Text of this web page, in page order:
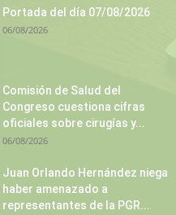
Portada del día 07/08/2026
06/08/2026
Comisión de Salud del
Congreso cuestiona cifras
oficiales sobre cirugías y...
06/08/2026
Juan Orlando Hernández niega
haber amenazado a
representantes de la PGR...